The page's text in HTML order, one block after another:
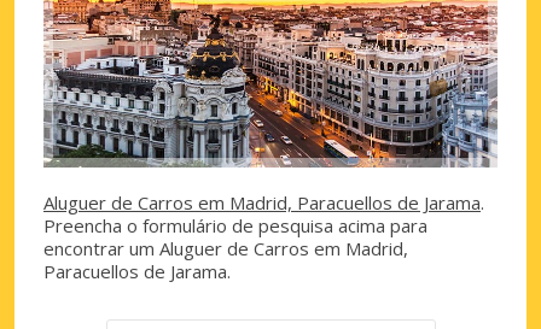
Aluguer de Carros em Madrid, Paracuellos de Jarama.
Preencha o formulário de pesquisa acima para
encontrar um Aluguer de Carros em Madrid,
Paracuellos de Jarama.